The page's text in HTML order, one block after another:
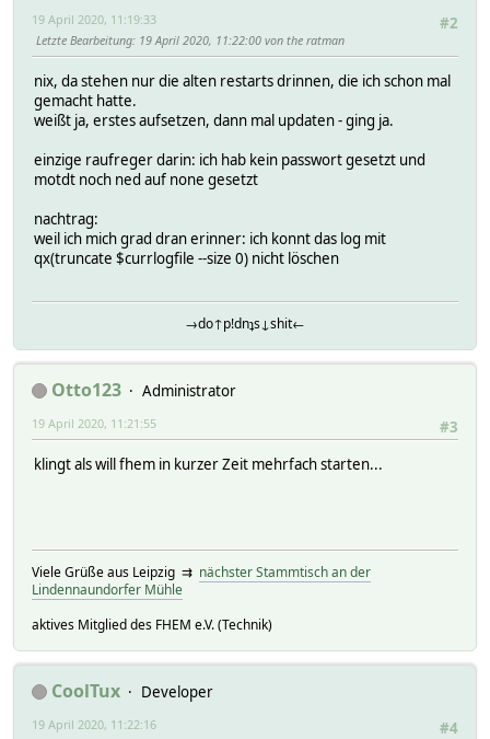
#2
19 April 2020, 11:19:33
Letzte Bearbeitung: 19 April 2020, 11:22:00 von the ratman
nix, da stehen nur die alten restarts drinnen, die ich schon mal
gemacht hatte.
weißt ja, erstes aufsetzen, dann mal updaten - ging ja.
einzige raufreger darin: ich hab kein passwort gesetzt und
motdt noch ned auf none gesetzt
nachtrag:
weil ich mich grad dran erinner: ich konnt das log mit
qx(truncate $currlogfile --size 0) nicht löschen
→do↑p!dnʇs↓shit←
Otto123
Administrator
#3
19 April 2020, 11:21:55
klingt als will fhem in kurzer Zeit mehrfach starten...
Viele Grüße aus Leipzig ⇉ nächster Stammtisch an der
Lindennaundorfer Mühle
aktives Mitglied des FHEM e.V. (Technik)
CoolTux
Developer
#4
19 April 2020, 11:22:16